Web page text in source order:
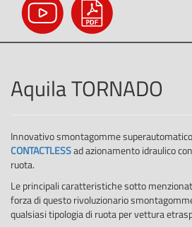
Aquila TORNADO
Innovativo smontagomme superautomatico
CONTACTLESSad azionamento idraulico
ruota.
Le principali caratteristiche sotto
forza di questo rivoluzionario
qualsiasi tipologia di ruota per vettura